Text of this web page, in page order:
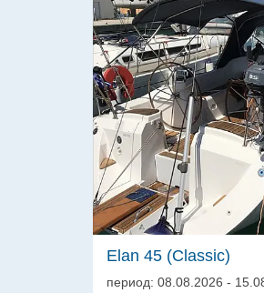
Elan 45 (Classic)
период: 08.08.2026 -